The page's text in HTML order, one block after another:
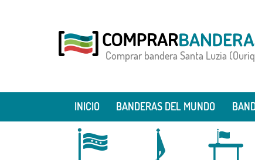
Comprar bandera Santa Luzia
INICIO BANDERAS DEL MUNDO